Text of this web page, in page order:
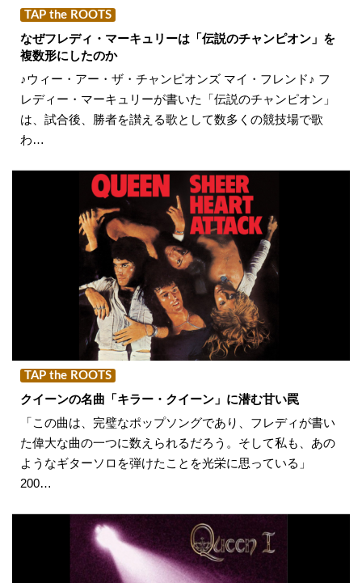
TAP the ROOTS
なぜフレディ・マーキュリーは「伝説のチャンピオン」を
複数形にしたのか
♪ウィー・アー・ザ・チャンピオンズ マイ・フレンド♪ フ
レディー・マーキュリーが書いた「伝説のチャンピオン」
は、試合後、勝者を讃える歌として数多くの競技場で歌
わ…
TAP the ROOTS
クイーンの名曲「キラー・クイーン」に潜む甘い罠
「この曲は、完璧なポップソングであり、フレディが書い
た偉大な曲の一つに数えられるだろう。そして私も、あの
ようなギターソロを弾けたことを光栄に思っている」
200…